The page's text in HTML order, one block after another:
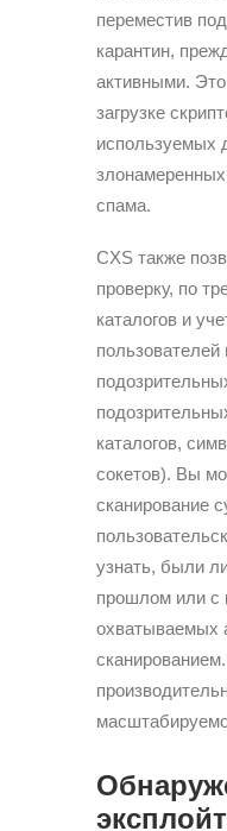
переместив
карантин,
активными.
загрузке
используемых
спама.
CXS также
проверку, по
каталогов и
пользователей
каталогов,
сокетов). Вы
сканирование
узнать, были
прошлом или с
охватываемых